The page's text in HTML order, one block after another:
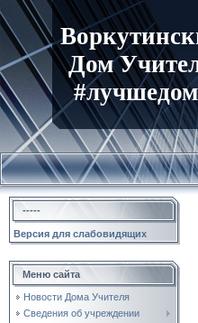
Дом
-----
Версия для слабовидящих
Меню сайта
Новости Дома Учителя
Сведения об учреждении